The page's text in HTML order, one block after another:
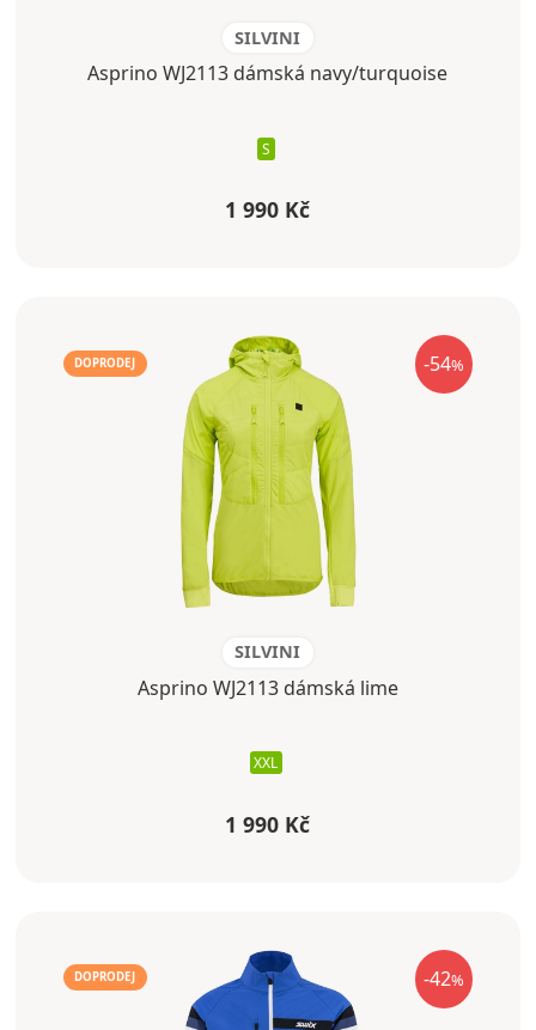
SILVINI
Asprino WJ2113 dámská navy/turquoise
S
1 990 Kč
-54%
DOPRODEJ
SILVINI
Asprino WJ2113 dámská lime
XXL
1 990 Kč
-42%
DOPRODEJ